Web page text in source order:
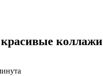
коллажи